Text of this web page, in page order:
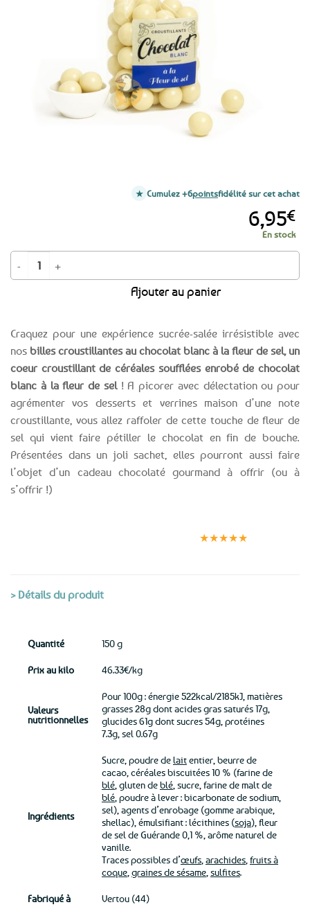
Craquez pour une expérience sucrée-salée irrésistible avec
nos billes croustillantes au chocolat blanc à la fleur de sel, un
coeur croustillant de céréales soufflées enrobé de chocolat
blanc à la fleur de sel! A picorer avec délectation ou pour
agrémenter vos desserts et verrines maison d’une note
croustillante, vous allez raffoler de cette touche de fleur de
sel qui vient faire pétiller le chocolat en fin de bouche.
Présentées dans un joli sachet, elles pourront aussi faire
l’objet d’un cadeau chocolaté gourmand à offrir (ou à
s’offrir !)
6,95€
En stock
quantité de Billes croustillantes au chocolat blanc à la fleur de sel - 150g
Ajouter au panier
Cumulez +6pointsfidélité sur cet achat
★★★★★
> Détails du produit
Quantité 150 g
Prix au kilo 46.33€/kg
Valeurs
nutritionnelles
Pour 100g : énergie 522kcal/2185kJ, matières
grasses 28g dont acides gras saturés 17g,
glucides 61g dont sucres 54g, protéines
7.3g, sel 0.67g
Ingrédients
Sucre, poudre delaitentier, beurre de
cacao, céréales biscuitées 10 % (farine de
blé , gluten deblé , sucre, farine de malt de
blé , poudre à lever : bicarbonate de sodium,
sel), agents d’enrobage (gomme arabique,
shellac), émulsifiant : lécithines (soja), fleur
de sel de Guérande 0,1 %, arôme naturel de
vanille.
Traces possibles d’œufs arachides fruits à
coque graines de sésame sulfites.
Fabriqué à Vertou (44)